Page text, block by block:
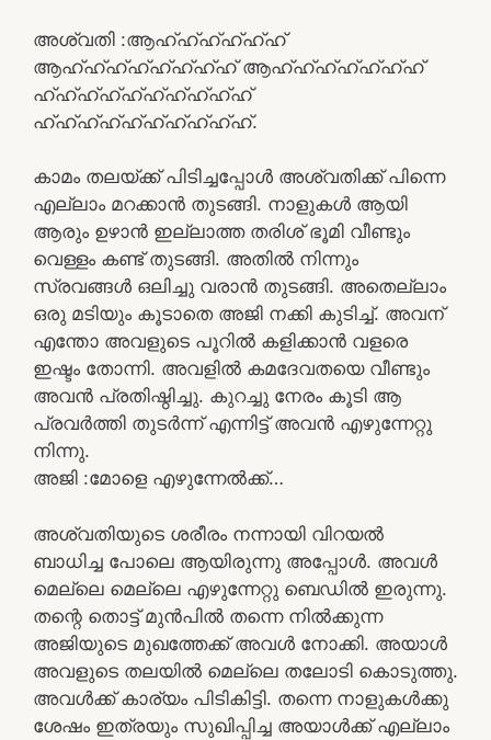
അശ്വതി :ആഹ്ഹ്ഹ്ഹ്ഹ്ഹ്
ആഹ്ഹ്ഹ്ഹ്ഹ്ഹ്ഹ്ഹ് ആഹ്ഹ്ഹ്ഹ്ഹ്ഹ്ഹ്
ഹ്ഹ്ഹ്ഹ്ഹ്ഹ്ഹ്ഹ്ഹ്ഹ്
ഹ്ഹ്ഹ്ഹ്ഹ്ഹ്ഹ്ഹ്ഹ്ഹ്.
കാമം തലയ്ക്ക് പിടിച്ചപ്പോൾ അശ്വതിക്ക് പിന്നെ
എല്ലാം മറക്കാൻ തുടങ്ങി. നാളുകൾ ആയി
ആരും ഉഴാൻ ഇല്ലാത്ത തരിശ് ഭൂമി വീണ്ടും
വെള്ളം കണ്ട് തുടങ്ങി. അതിൽ നിന്നും
സ്രവങ്ങൾ ഒലിച്ചു വരാൻ തുടങ്ങി. അതെല്ലാം
ഒരു മടിയും കൂടാതെ അജി നക്കി കുടിച്ച്. അവന്
എന്തോ അവളുടെ പൂറിൽ കളിക്കാൻ വളരെ
ഇഷ്ടം തോന്നി. അവളിൽ കമദേവതയെ വീണ്ടും
അവൻ പ്രതിഷ്ഠിച്ചു. കുറച്ചു നേരം കൂടി ആ
പ്രവർത്തി തുടർന്ന് എന്നിട്ട് അവൻ എഴുന്നേറ്റു
നിന്നു.
അജി :മോളെ എഴുന്നേൽക്ക്…
അശ്വതിയുടെ ശരീരം നന്നായി വിറയൽ
ബാധിച്ച പോലെ ആയിരുന്നു അപ്പോൾ. അവൾ
മെല്ലെ മെല്ലെ എഴുന്നേറ്റു ബെഡിൽ ഇരുന്നു.
തന്റെ തൊട്ട് മുൻപിൽ തന്നെ നിൽക്കുന്ന
അജിയുടെ മുഖത്തേക്ക് അവൾ നോക്കി. അയാൾ
അവളുടെ തലയിൽ മെല്ലെ തലോടി കൊടുത്തു.
അവൾക്ക് കാര്യം പിടികിട്ടി. തന്നെ നാളുകൾക്കു
ശേഷം ഇത്രയും സുഖിപ്പിച്ച അയാൾക്ക് എല്ലാം